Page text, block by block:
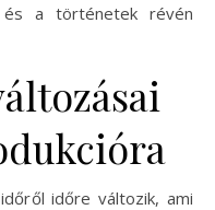
és a történetek révén
időre változik, ami